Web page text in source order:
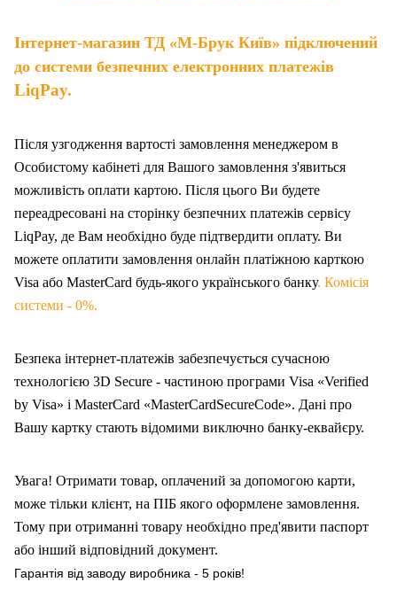
Інтернет-магазин ТД «М-Брук Київ» підключений
до системи безпечних електронних платежів
LiqPay.
Після узгодження вартості замовлення менеджером в
Особистому кабінеті для Вашого замовлення з'явиться
можливість оплати картою. Після цього Ви будете
переадресовані на сторінку безпечних платежів сервісу
LiqPay, де Вам необхідно буде підтвердити оплату. Ви
можете оплатити замовлення онлайн платіжною карткою
Visa або MasterCard будь-якого українського банку. Комісія
системи - 0%.
Безпека інтернет-платежів забезпечується сучасною
технологією 3D Secure - частиною програми Visa «Verified
by Visa» і MasterCard «MasterCardSecureCode». Дані про
Вашу картку стають відомими виключно банку-еквайєру.
Увага! Отримати товар, оплачений за допомогою карти,
може тільки клієнт, на ПІБ якого оформлене замовлення.
Тому при отриманні товару необхідно пред'явити паспорт
або інший відповідний документ.
Гарантія від заводу виробника - 5 років!